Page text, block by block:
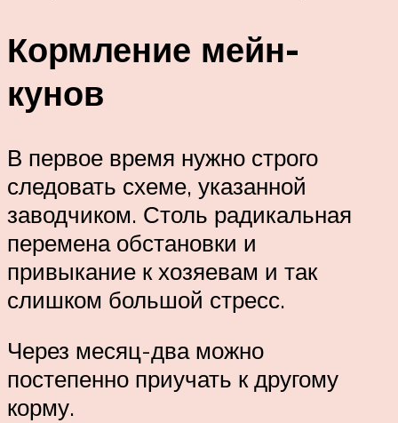
Кормление мейн-
кунов
В первое время нужно строго
следовать схеме, указанной
заводчиком. Столь радикальная
перемена обстановки и
привыкание к хозяевам и так
слишком большой стресс.
Через месяц-два можно
постепенно приучать к другому
корму.